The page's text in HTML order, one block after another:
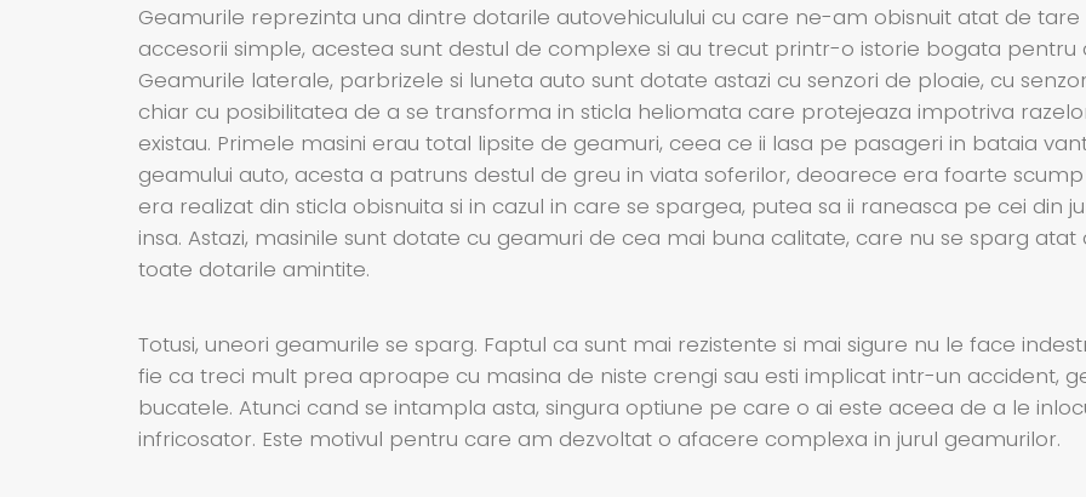
Geamurile reprezinta una dintre dotarile autovehiculului cu care ne-am obisnuit atat de
accesorii simple, acestea sunt destul de complexe si au trecut printr-o istorie bogata
Geamurile laterale, parbrizele si luneta auto sunt dotate astazi cu senzori de ploaie, cu
chiar cu posibilitatea de a se transforma in sticla heliomata care protejeaza impotriva
existau. Primele masini erau total lipsite de geamuri, ceea ce ii lasa pe pasageri in bataia
geamului auto, acesta a patruns destul de greu in viata soferilor, deoarece era foarte
era realizat din sticla obisnuita si in cazul in care se spargea, putea sa ii raneasca pe cei din
insa. Astazi, masinile sunt dotate cu geamuri de cea mai buna calitate, care nu se sparg
toate dotarile amintite.
Totusi, uneori geamurile se sparg. Faptul ca sunt mai rezistente si mai sigure nu le face
fie ca treci mult prea aproape cu masina de niste crengi sau esti implicat intr-un accident,
bucatele. Atunci cand se intampla asta, singura optiune pe care o ai este aceea de a le
infricosator. Este motivul pentru care am dezvoltat o afacere complexa in jurul geamurilor.